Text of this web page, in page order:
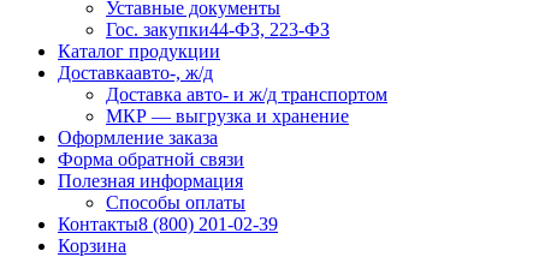
Уставные документы
Гос. закупки44-ФЗ, 223-ФЗ
Каталог продукции
Доставкаавто-, ж/д
Доставка авто- и ж/д транспортом
МКР — выгрузка и хранение
Оформление заказа
Форма обратной связи
Полезная информация
Способы оплаты
Контакты8 (800) 201-02-39
Корзина